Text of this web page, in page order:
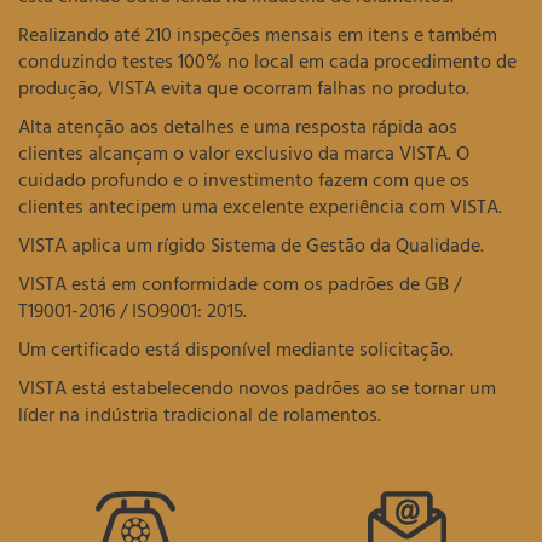
Realizando até 210 inspeções mensais em itens e também
conduzindo testes 100% no local em cada procedimento de
produção, VISTA evita que ocorram falhas no produto.
Alta atenção aos detalhes e uma resposta rápida aos
clientes alcançam o valor exclusivo da marca VISTA. O
cuidado profundo e o investimento fazem com que os
clientes antecipem uma excelente experiência com VISTA.
VISTA aplica um rígido Sistema de Gestão da Qualidade.
VISTA está em conformidade com os padrões de GB /
T19001-2016 / ISO9001: 2015.
Um certificado está disponível mediante solicitação.
VISTA está estabelecendo novos padrões ao se tornar um
líder na indústria tradicional de rolamentos.